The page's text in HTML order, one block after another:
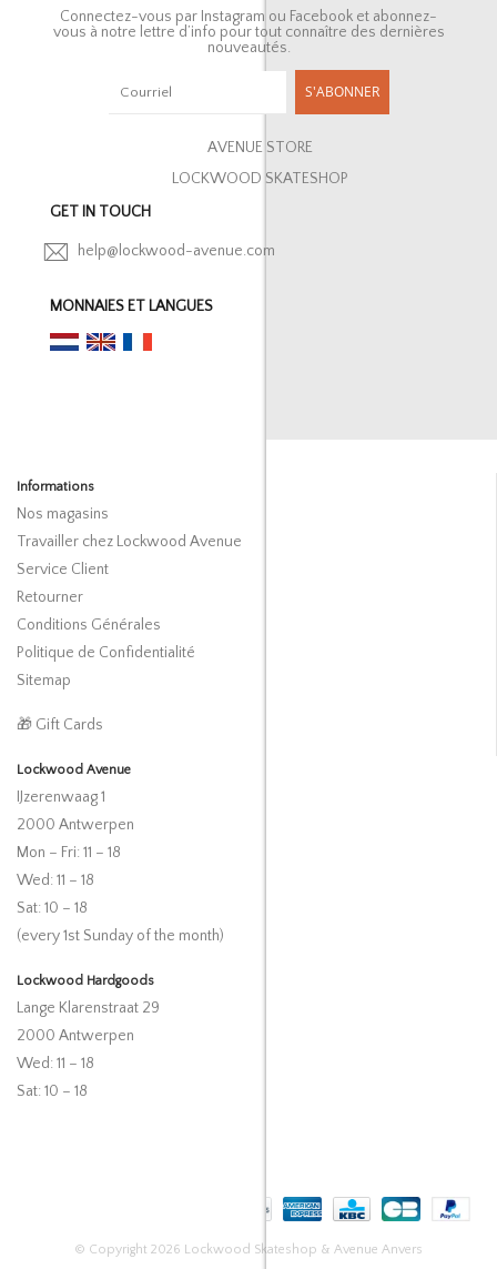
Connectez-vous par Instagram ou Facebook et abonnez-
vous à notre lettre d’info pour tout connaître des dernières
nouveautés.
S'ABONNER
AVENUE STORE
LOCKWOOD SKATESHOP
GET IN TOUCH
help@lockwood-avenue.com
MONNAIES ET LANGUES
Informations
Nos magasins
Travailler chez Lockwood Avenue
Service Client
Retourner
Conditions Générales
Politique de Confidentialité
Sitemap
🎁 Gift Cards
Lockwood Avenue
IJzerenwaag 1
2000 Antwerpen
Mon – Fri: 11 – 18
Wed: 11 – 18
Sat: 10 – 18
(every 1st Sunday of the month)
Lockwood Hardgoods
Lange Klarenstraat 29
2000 Antwerpen
Wed: 11 – 18
Sat: 10 – 18
© Copyright 2026 Lockwood Skateshop & Avenue Anvers